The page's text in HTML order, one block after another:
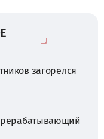
загорелся